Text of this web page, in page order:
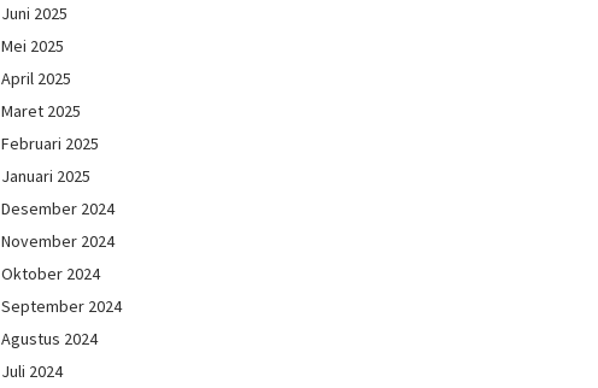
Juni 2025
Mei 2025
April 2025
Maret 2025
Februari 2025
Januari 2025
Desember 2024
November 2024
Oktober 2024
September 2024
Agustus 2024
Juli 2024